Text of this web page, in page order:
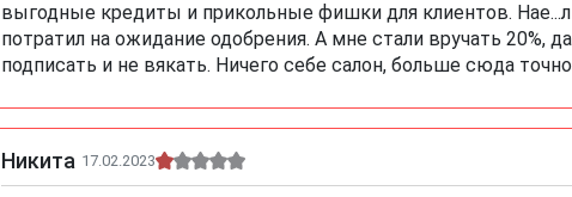
выгодные кредиты и прикольные фишки для клиентов.
потратил на ожидание одобрения. А мне стали вручать 20%,
подписать и не вякать. Ничего себе салон, больше сюда
Никита 17.02.2023